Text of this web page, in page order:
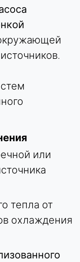
или
тепла от
охлаждения